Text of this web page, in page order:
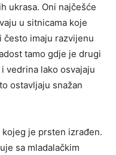
ukrasa. Oni najčešće
u sitnicama koje
često imaju razvijenu
tamo gdje je drugi
vedrina lako osvajaju
ostavljaju snažan
je prsten izrađen.
sa mladalačkim